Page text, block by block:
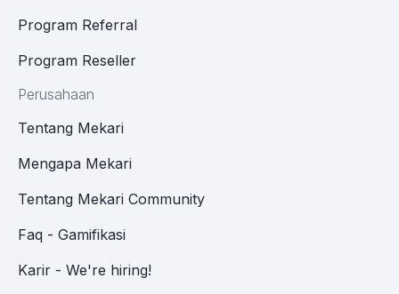
Program Referral
Program Reseller
Perusahaan
Tentang Mekari
Mengapa Mekari
Tentang Mekari Community
Faq - Gamifikasi
Karir - We're hiring!